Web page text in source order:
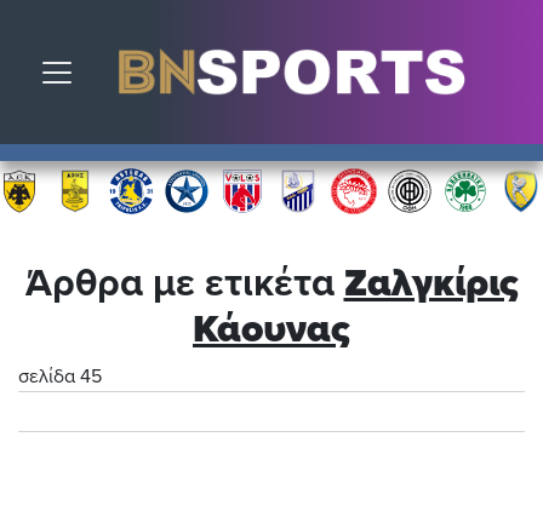
Toggle navigation
Άρθρα με ετικέτα Ζαλγκίρις
Κάουνας
σελίδα 45